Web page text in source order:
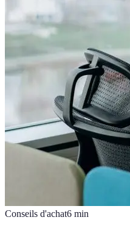
Conseils d'achat6 min